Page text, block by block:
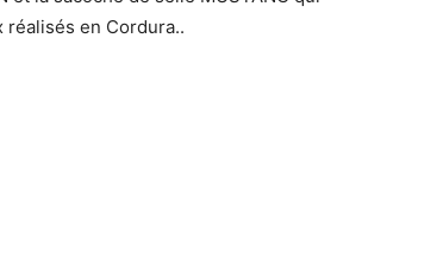
en Cordura..